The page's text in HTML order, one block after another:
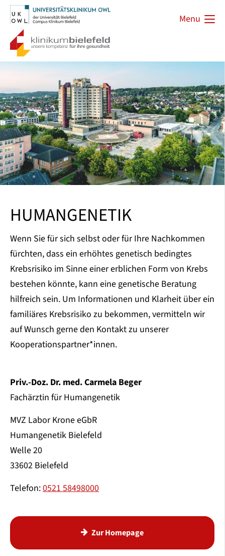
Menu
HUMANGENETIK
Wenn Sie für sich selbst oder für Ihre Nachkommen
fürchten, dass ein erhöhtes genetisch bedingtes
Krebsrisiko im Sinne einer erblichen Form von Krebs
bestehen könnte, kann eine genetische Beratung
hilfreich sein. Um Informationen und Klarheit über ein
familiäres Krebsrisiko zu bekommen, vermitteln wir
auf Wunsch gerne den Kontakt zu unserer
Kooperationspartner*innen.
Priv.-Doz. Dr. med. Carmela Beger
Fachärztin für Humangenetik
MVZ Labor Krone eGbR
Humangenetik Bielefeld
Welle 20
33602 Bielefeld
Telefon:0521 58498000
Zur Homepage